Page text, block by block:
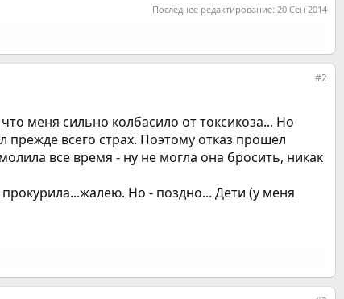
Последнее редактирование: 20 Сен 2014
#2
меня сильно колбасило от токсикоза... Но
прежде всего страх. Поэтому отказ прошел
все время - ну не могла она бросить, никак
Но - поздно... Дети (у меня